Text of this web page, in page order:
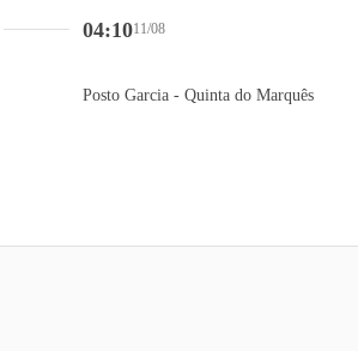
04:1011/08
Posto Garcia - Quinta do Marquês